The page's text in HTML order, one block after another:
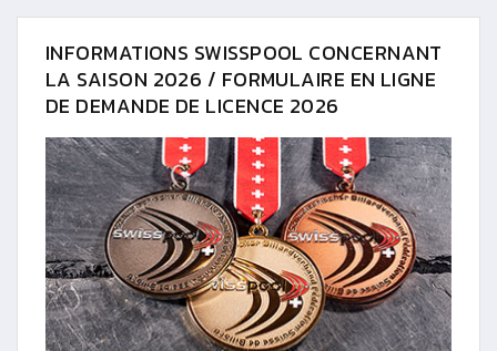
INFORMATIONS SWISSPOOL CONCERNANT
LA SAISON 2026 / FORMULAIRE EN LIGNE
DE DEMANDE DE LICENCE 2026